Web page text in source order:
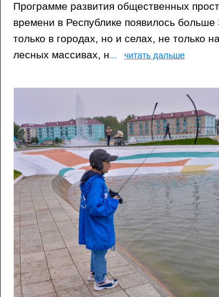
Программе развития общественных
времени в Республике появилось
только в городах, но и селах, не только
лесных массивах, н... читать дальше